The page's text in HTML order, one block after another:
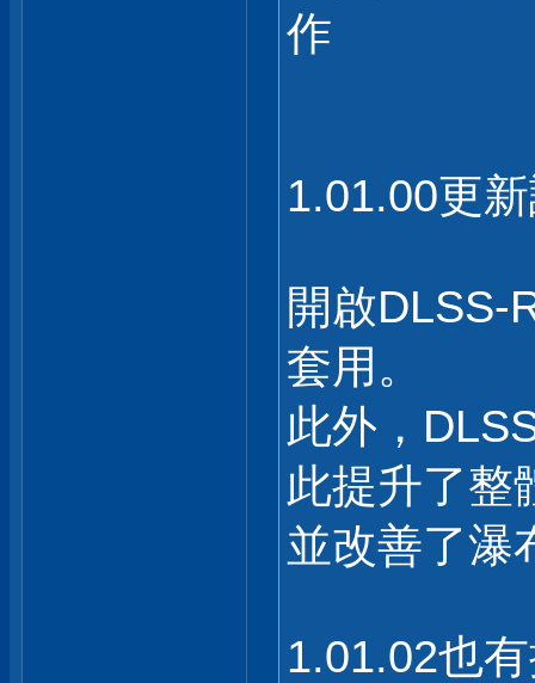
作
1.01.00更
開啟DLSS-
套用。
此外，
此提升了整
並改善了瀑
1.01.02也